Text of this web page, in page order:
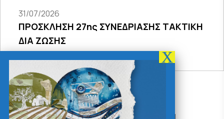
31/07/2026
ΠΡΟΣΚΛΗΣΗ 27ης ΣΥΝΕΔΡΙΑΣΗΣ ΤΑΚΤΙΚΗ
ΔΙΑ ΖΩΣΗΣ